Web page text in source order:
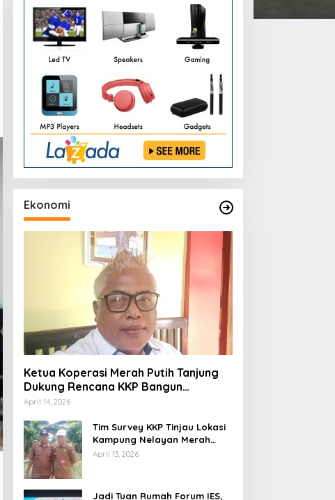
Ekonomi
Ketua Koperasi Merah Putih Tanjung
Dukung Rencana KKP Bangun
Kampung Nelayan di Eks TPI
April 14, 2026
Tim Survey KKP Tinjau Lokasi
Kampung Nelayan Merah
Putih di Kelurahan Kolo
April 13, 2026
Jadi Tuan Rumah Forum IES,